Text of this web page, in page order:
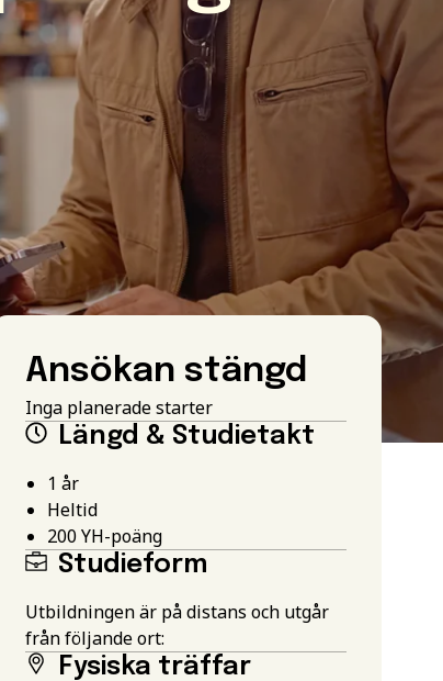
Ansökan stängd
Inga planerade starter
Längd & Studietakt
1 år
Heltid
200YH-poäng
Studieform
Utbildningen är på distans och utgår
från följande ort:
Fysiska träffar